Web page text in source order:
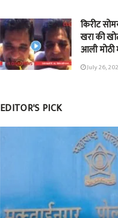
किरीट
खरा की
आली मोठी
July 26,
EDITOR'S PICK